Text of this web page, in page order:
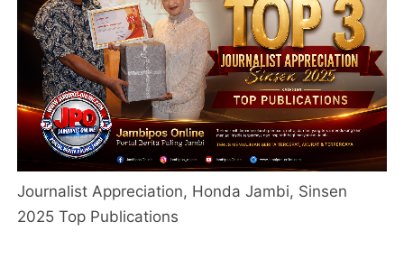
Journalist Appreciation, Honda Jambi, Sinsen
2025 Top Publications